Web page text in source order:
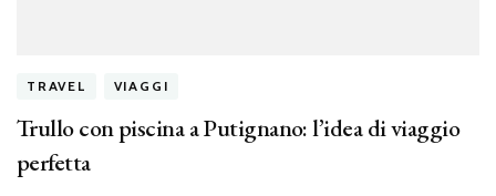
TRAVEL VIAGGI
Trullo con piscina a Putignano: l’idea di viaggio
perfetta